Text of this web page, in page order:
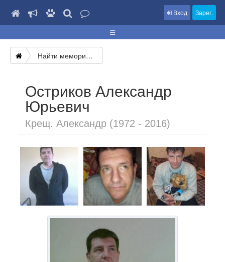
Вход Зарег.
Найти мемориал
Остриков Александр
Юрьевич
Крещ. Александр (1972 - 2016)